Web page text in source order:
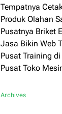
Tempatnya
Produk Olahan
Pusatnya Briket
Jasa Bikin Web
Pusat Training
Pusat Toko
Archives